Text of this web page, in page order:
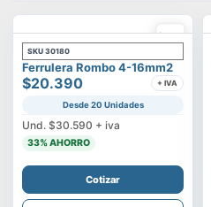
SKU 30180
Ferrulera Rombo 4-16mm2
$20.390 + IVA
Desde 20 Unidades
Und. $30.590 + iva
33% AHORRO
Cotizar